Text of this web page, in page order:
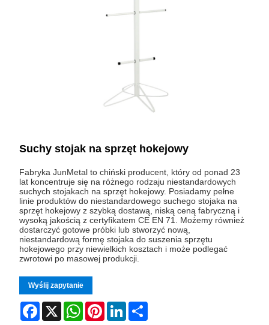
Suchy stojak na sprzęt hokejowy
Fabryka JunMetal to chiński producent, który od ponad 23
lat koncentruje się na różnego rodzaju niestandardowych
suchych stojakach na sprzęt hokejowy. Posiadamy pełne
linie produktów do niestandardowego suchego stojaka na
sprzęt hokejowy z szybką dostawą, niską ceną fabryczną i
wysoką jakością z certyfikatem CE EN 71. Możemy również
dostarczyć gotowe próbki lub stworzyć nową,
niestandardową formę stojaka do suszenia sprzętu
hokejowego przy niewielkich kosztach i może podlegać
zwrotowi po masowej produkcji.
Wyślij zapytanie
Facebook
X WhatsAppPinterestLinkedIn